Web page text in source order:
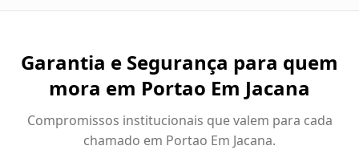
Garantia e Segurança para quem
mora em Portao Em Jacana
Compromissos institucionais que valem para cada
chamado em Portao Em Jacana.